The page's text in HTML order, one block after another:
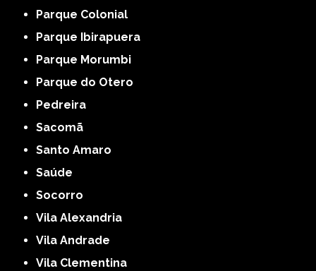
Parque Colonial
Parque Ibirapuera
Parque Morumbi
Parque do Otero
Pedreira
Sacomã
Santo Amaro
Saúde
Socorro
Vila Alexandria
Vila Andrade
Vila Clementina